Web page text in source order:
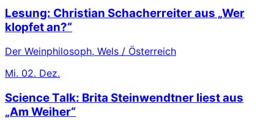
Lesung: Christian Schacherreiter aus „Wer
klopfet an?“
Der Weinphilosoph, Wels / Österreich
Mi. 02. Dez.
Science Talk: Brita Steinwendtner liest aus
„Am Weiher“